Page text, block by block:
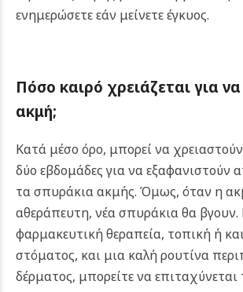
ενημερώσετε εάν μείνετε έγκυος.
Πόσο καιρό χρειάζεται για
ακμή;
Κατά μέσο όρο, μπορεί να
δύο εβδομάδες για να εξαφανιστούν
τα σπυράκια ακμής. Όμως, όταν η
αθεράπευτη, νέα σπυράκια θα
φαρμακευτική θεραπεία, τοπική ή
στόματος, και μια καλή ρουτίνα
δέρματος, μπορείτε να